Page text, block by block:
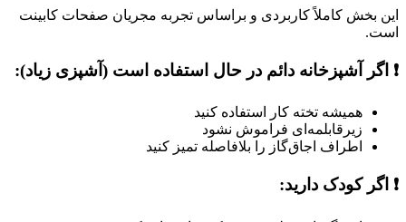
این بخش کاملاً کاربردی و براساس تجربه مجریان صفحات کابینت
است.
❗ اگر آشپزخانه دائم در حال استفاده است (آشپزی زیاد):
همیشه تخته کار استفاده کنید
زیرقابلمه‌ای فراموش نشود
اطراف اجاق‌گاز را بلافاصله تمیز کنید
❗ اگر کودک دارید: